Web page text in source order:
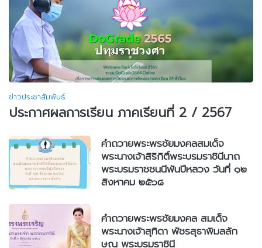
ข่าวประชาสัมพันธ์
ประกาศผลการเรียน ภาคเรียนที่ 2 / 2567
คำถวายพระพรชัยมงคลสมเด็จ
พระนางเจ้าสิริกิติ์พระบรมราชินีนาถ
พระบรมราชชนนีพันปีหลวง วันที่ ๑๒
สิงหาคม ๒๕๖๘
คำถวายพระพรชัยมงคล สมเด็จ
พระนางเจ้าสุทิดา พัชรสุธาพิมลลัก
ษณ พระบรมราชินี